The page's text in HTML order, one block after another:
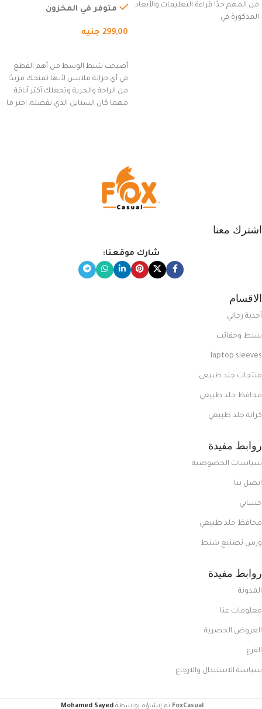
من المهم جدًا قراءة التعليمات والأبعاد
المذكورة في
السفر، الجري العادي، المشي
(رمادي)
متوفر في المخزون
299,00 جنيه
أصبحت شنط الوسط من أهم القطع
في أي خزانة ملابس لأنها تمنحك مزيدًا
من الراحة والحرية وتجعلك أكثر أناقة
مهما كان الستايل الذي تفضله. اختر ما
اشترك معنا
شارك موقعنا:
الاقسام
أحذية رجالي
شنط وحقائب
laptop sleeves
منتجات جلد طبيعي
محافظ جلد طبيعي
كراتة جلد طبيعي
روابط مفيدة
سياسات الخصوصية
اتصل بنا
حسابي
محافظ جلد طبيعي
ورش تصنيع شنط
روابط مفيدة
المدونة
معلومات عنا
العروض الحصرية
الفرع
سياسة الاستبدال والارجاع
FoxCasual تم إنشاؤه بواسطةMohamed Sayed
.